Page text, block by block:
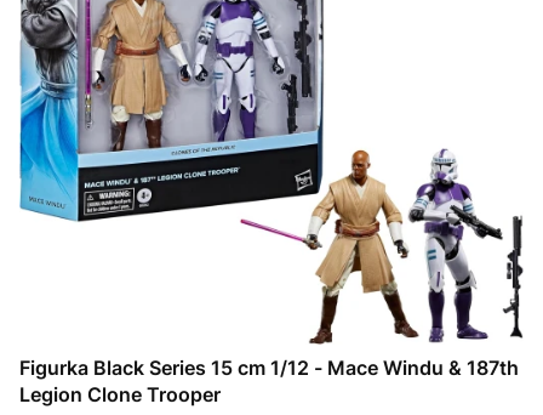
Figurka Black Series 15 cm 1/12 - Mace Windu & 187th
Legion Clone Trooper